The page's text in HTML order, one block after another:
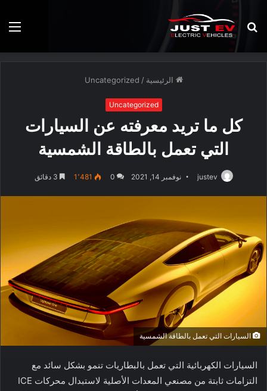
بحث
عن
الرئيسية /
Uncategorized
Uncategorized
كل ما تريد معرفته عن السيارات
التي تعمل بالطاقة الشمسية
justev نوفمبر 14, 2021 0 1٬481
السيارات التي تعمل بالطاقة الشمسية
السيارات الكهربائية التي تعمل بالبطاريات تنمو بشكل سائد مع
التزامات ثابتة من مصنعي المعدات الأصلية لاستبدال محركات ICE